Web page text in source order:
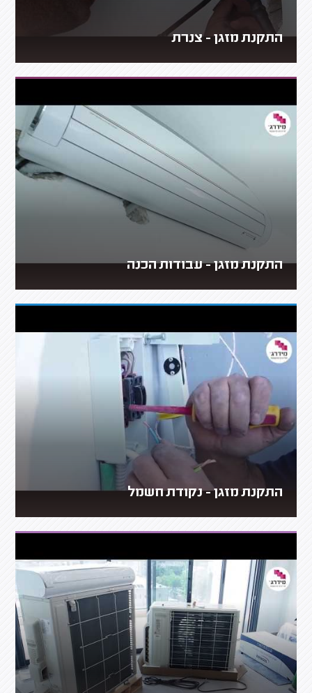
התקנת מזגן - צנרת
התקנת מזגן - עבודות הכנה
התקנת מזגן - נקודת חשמל